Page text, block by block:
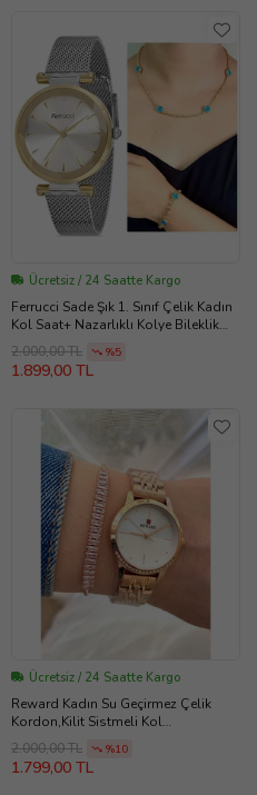
Ücretsiz / 24 Saatte Kargo
Ferrucci Sade Şık 1. Sınıf Çelik Kadın
Kol Saat+ Nazarlıklı Kolye Bileklik
Set (Gümüş - Altın)
2.000,00 TL %5
1.899,00 TL
Ücretsiz / 24 Saatte Kargo
Reward Kadın Su Geçirmez Çelik
Kordon,Kilit Sistmeli Kol
Saati+Bileklik (Rose)
2.000,00 TL %10
1.799,00 TL